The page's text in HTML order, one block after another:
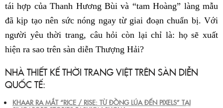
tái hợp của Thanh Hương Bùi và “tam Hoàng” làng mẫu
đã kịp tạo nên sức nóng ngay từ giai đoạn chuẩn bị. Với
người yêu thời trang, câu hỏi còn lại chỉ là: họ sẽ xuất
hiện ra sao trên sàn diễn Thượng Hải?
NHÀ THIẾT KẾ THỜI TRANG VIỆT TRÊN SÀN DIỄN
QUỐC TẾ:
KHAAR RA MẮT “RICE / RISE: TỪ ĐỒNG LÚA ĐẾN PIXELS” TẠI